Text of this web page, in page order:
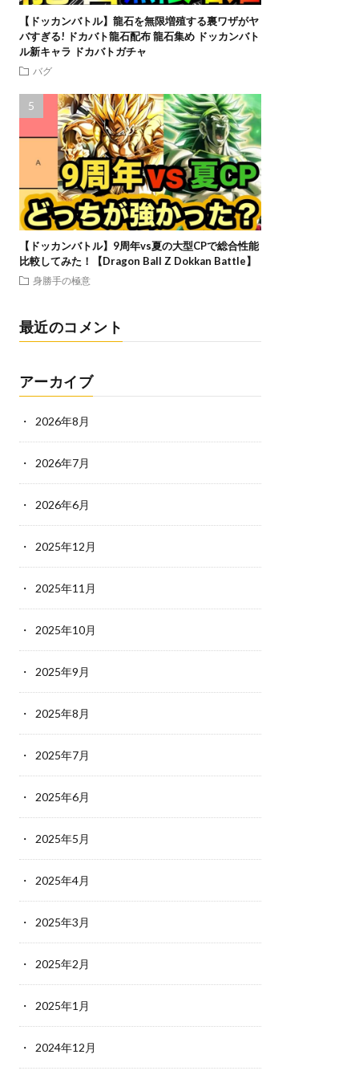
【ドッカンバトル】龍石を無限増殖する裏ワザがヤ
バすぎる! ドカバト龍石配布 龍石集め ドッカンバト
ル新キャラ ドカバトガチャ
バグ
【ドッカンバトル】9周年vs夏の大型CPで総合性能
比較してみた！【Dragon Ball Z Dokkan Battle】
身勝手の極意
最近のコメント
アーカイブ
2026年8月
2026年7月
2026年6月
2025年12月
2025年11月
2025年10月
2025年9月
2025年8月
2025年7月
2025年6月
2025年5月
2025年4月
2025年3月
2025年2月
2025年1月
2024年12月